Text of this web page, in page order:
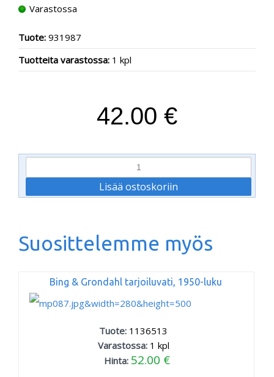
Varastossa
Tuote: 931987
Tuotteita varastossa: 1 kpl
42.00 €
Suosittelemme myös
Bing & Grondahl tarjoiluvati, 1950-luku
Tuote: 1136513
Varastossa: 1 kpl
Hinta: 52.00 €